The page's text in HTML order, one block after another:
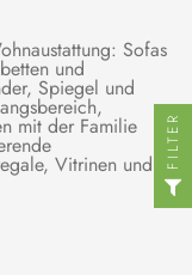
Sofas
und
Spiegel und
mit der Familie
Vitrinen und FILTER